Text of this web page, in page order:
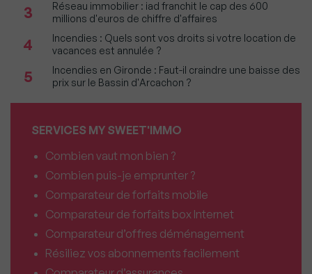
3
Réseau immobilier : iad franchit le cap des 600
millions d'euros de chiffre d'affaires
4
Incendies : Quels sont vos droits si votre location de
vacances est annulée ?
5
Incendies en Gironde : Faut-il craindre une baisse des
prix sur le Bassin d'Arcachon ?
SERVICES MY SWEET'IMMO
Combien vaut mon bien ?
Combien puis-je emprunter ?
Comparateur de forfaits mobile
Comparateur de forfaits box Internet
Comparateur d’offres déménagement
Résiliez vos abonnements facilement